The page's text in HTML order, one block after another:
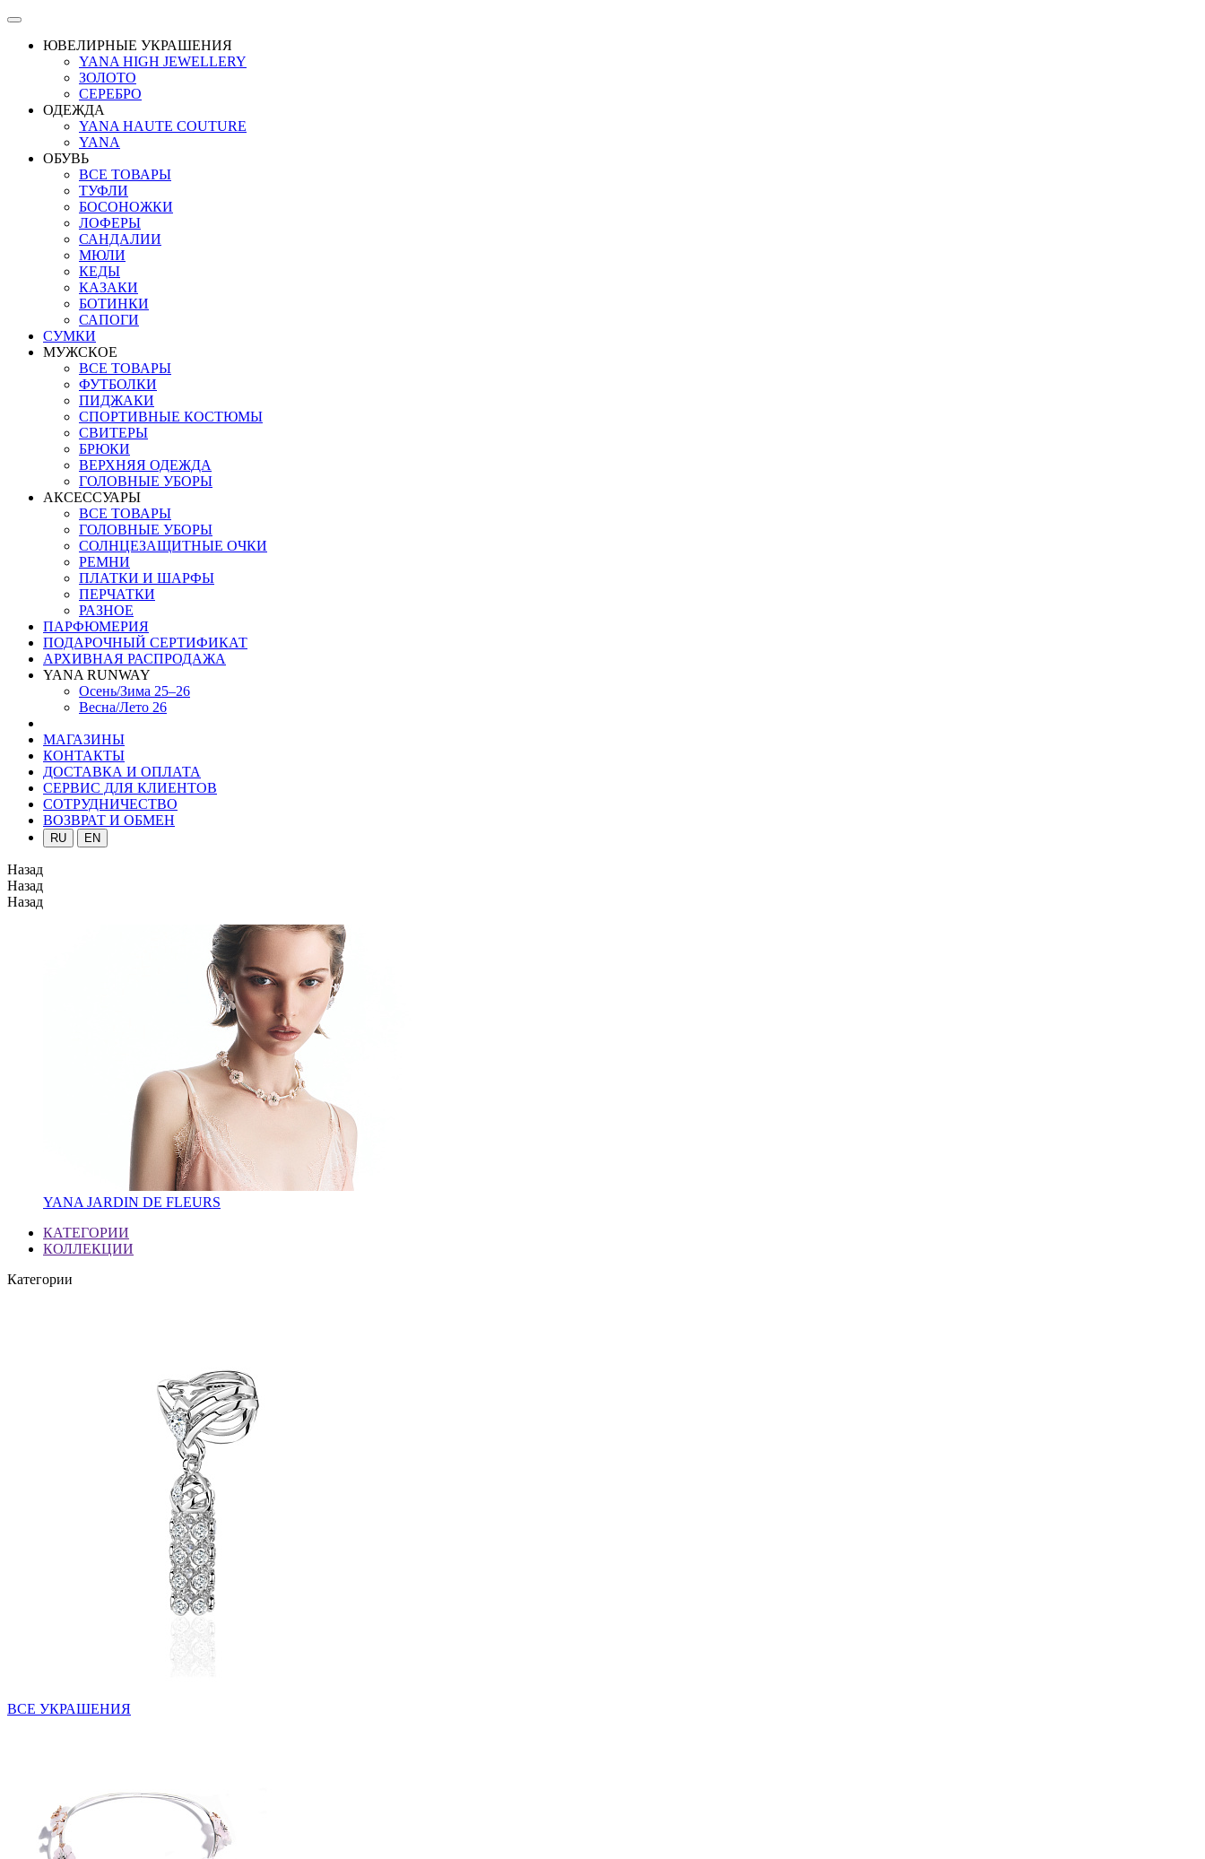
ЮВЕЛИРНЫЕ УКРАШЕНИЯ
YANA HIGH JEWELLERY
ЗОЛОТО
СЕРЕБРО
ОДЕЖДА
YANA HAUTE COUTURE
YANA
ОБУВЬ
ВСЕ ТОВАРЫ
ТУФЛИ
БОСОНОЖКИ
ЛОФЕРЫ
САНДАЛИИ
МЮЛИ
КЕДЫ
КАЗАКИ
БОТИНКИ
САПОГИ
СУМКИ
МУЖСКОЕ
ВСЕ ТОВАРЫ
ФУТБОЛКИ
ПИДЖАКИ
СПОРТИВНЫЕ КОСТЮМЫ
СВИТЕРЫ
БРЮКИ
ВЕРХНЯЯ ОДЕЖДА
ГОЛОВНЫЕ УБОРЫ
АКСЕССУАРЫ
ВСЕ ТОВАРЫ
ГОЛОВНЫЕ УБОРЫ
СОЛНЦЕЗАЩИТНЫЕ ОЧКИ
РЕМНИ
ПЛАТКИ И ШАРФЫ
ПЕРЧАТКИ
РАЗНОЕ
ПАРФЮМЕРИЯ
ПОДАРОЧНЫЙ СЕРТИФИКАТ
АРХИВНАЯ РАСПРОДАЖА
YANA RUNWAY
Осень/Зима 25–26
Весна/Лето 26
МАГАЗИНЫ
КОНТАКТЫ
ДОСТАВКА И ОПЛАТА
СЕРВИС ДЛЯ КЛИЕНТОВ
СОТРУДНИЧЕСТВО
ВОЗВРАТ И ОБМЕН
RU EN
Назад
Назад
Назад
YANA JARDIN DE FLEURS
КАТЕГОРИИ
КОЛЛЕКЦИИ
Категории
ВСЕ УКРАШЕНИЯ